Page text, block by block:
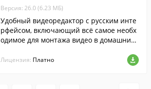
Версия: 26.0 (6.23 МБ)
Удобный видеоредактор с русским инте
рфейсом, включающий всё самое необх
одимое для монтажа видео в домашних
ектов, титров, заставок и даже фоновой
Лицензия: Платно